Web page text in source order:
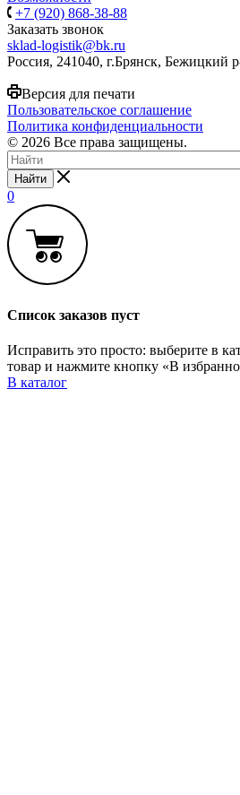
+7 (920) 868-38-88
Заказать звонок
sklad-logistik@bk.ru
Россия, 241040, г.Брянск, Бежицкий
Версия для печати
Пользовательское соглашение
Политика конфиденциальности
© 2026 Все права защищены.
Найти
0
Список заказов пуст
Исправить это просто: выберите в
товар и нажмите кнопку «В
В каталог